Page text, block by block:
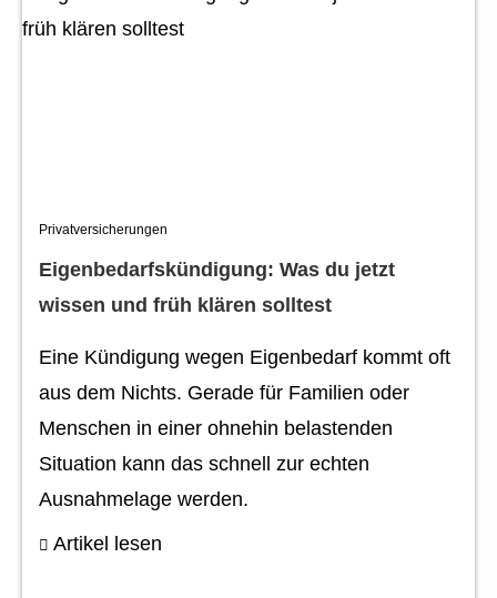
Privatversicherungen
Eigenbedarfskündigung: Was du jetzt
wissen und früh klären solltest
Eine Kündigung wegen Eigenbedarf kommt oft
aus dem Nichts. Gerade für Familien oder
Menschen in einer ohnehin belastenden
Situation kann das schnell zur echten
Ausnahmelage werden.
Artikel lesen